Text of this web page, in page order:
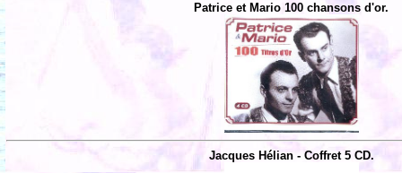
Patrice et Mario 100 chansons d'or.
Jacques Hélian - Coffret 5 CD.